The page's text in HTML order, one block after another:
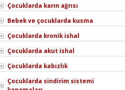
Çocuklarda karın ağrısı
Bebek ve çocuklarda kusma
Çocuklarda kronik ishal
Çocuklarda akut ishal
Çocuklarda kabızlık
Çocuklarda sindirim sistemi